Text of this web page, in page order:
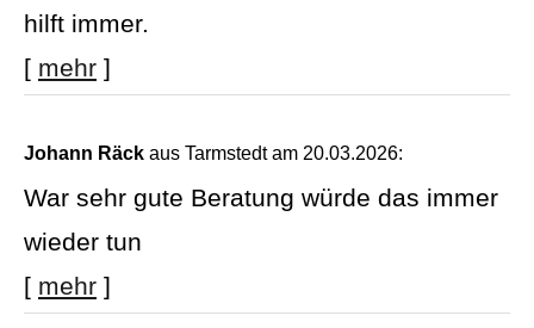
hilft immer.
[ mehr ]
Johann Räck aus Tarmstedt am 20.03.2026:
War sehr gute Beratung würde das immer
wieder tun
[ mehr ]